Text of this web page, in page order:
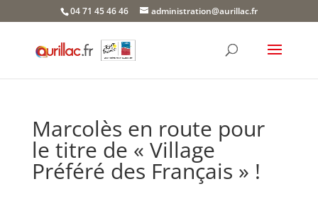
04 71 45 46 46 administration@aurillac.fr
Marcolès en route pour
le titre de « Village
Préféré des Français » !